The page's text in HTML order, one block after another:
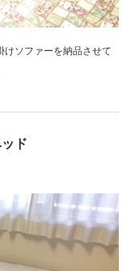
ソファーを納品させて
ド